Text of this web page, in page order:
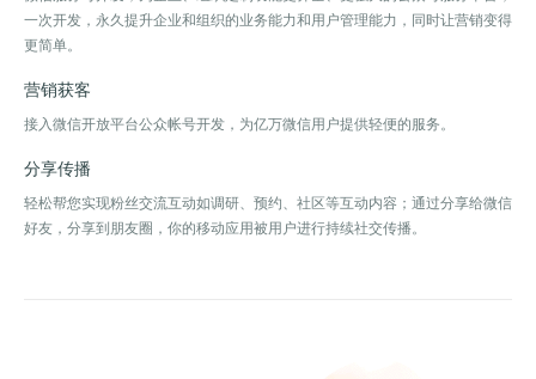
一次开发，永久提升企业和组织的业务能力和用户管理能力，同时让营销变得
更简单。
营销获客
接入微信开放平台公众帐号开发，为亿万微信用户提供轻便的服务。
分享传播
轻松帮您实现粉丝交流互动如调研、预约、社区等互动内容；通过分享给微信
好友，分享到朋友圈，你的移动应用被用户进行持续社交传播。